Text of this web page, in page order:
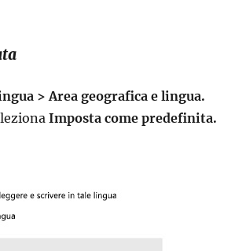
> Area geografica e lingua.
Imposta come predefinita.